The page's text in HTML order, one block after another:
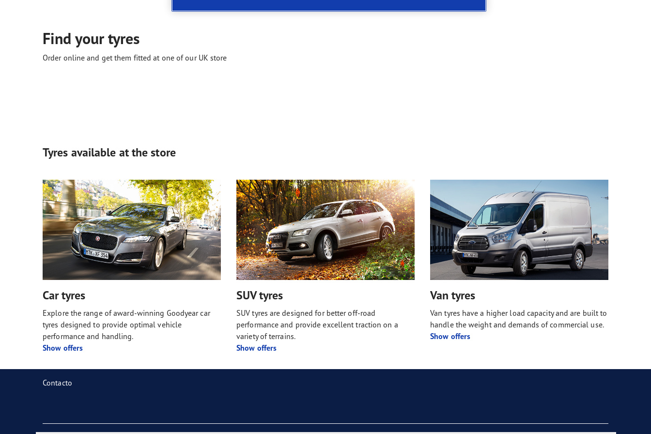
Find your tyres
Order online and get them fitted at one of our UK store
Tyres available at the store
Car tyres
Explore the range of award-winning Goodyear car
tyres designed to provide optimal vehicle
performance and handling.
Show offers
SUV tyres
SUV tyres are designed for better off-road
performance and provide excellent traction on a
variety of terrains.
Show offers
Van tyres
Van tyres have a higher load capacity and are built to
handle the weight and demands of commercial use.
Show offers
Contacto